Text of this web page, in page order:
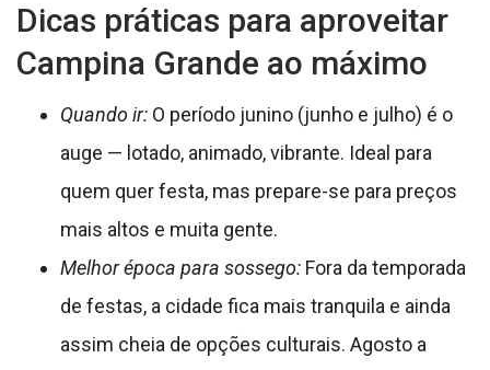
Dicas práticas para aproveitar
Campina Grande ao máximo
Quando ir: O período junino (junho e julho) é o
auge — lotado, animado, vibrante. Ideal para
quem quer festa, mas prepare-se para preços
mais altos e muita gente.
Melhor época para sossego: Fora da temporada
de festas, a cidade fica mais tranquila e ainda
assim cheia de opções culturais. Agosto a